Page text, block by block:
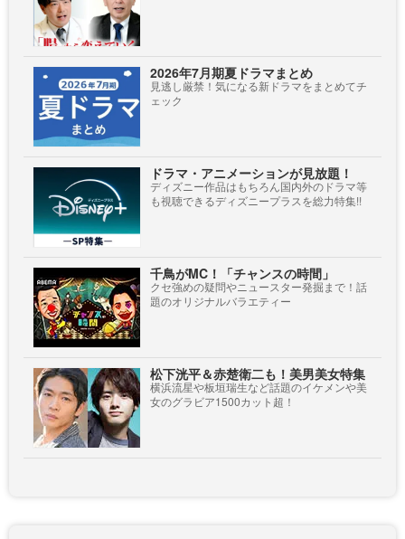
2026年7月期夏ドラマまとめ
見逃し厳禁！気になる新ドラマをまとめてチ
ェック
ドラマ・アニメーションが見放題！
ディズニー作品はもちろん国内外のドラマ等
も視聴できるディズニープラスを総力特集!!
千鳥がMC！「チャンスの時間」
クセ強めの疑問やニュースター発掘まで！話
題のオリジナルバラエティー
松下洸平＆赤楚衛二も！美男美女特集
横浜流星や板垣瑞生など話題のイケメンや美
女のグラビア1500カット超！